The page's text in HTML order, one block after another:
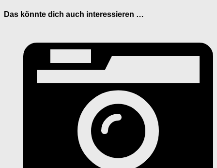
Das könnte dich auch interessieren …